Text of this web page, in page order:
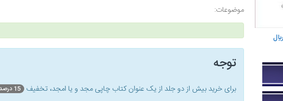
موضوعات:
توجه
برای خرید بیش از دو جلد از یک عنوان کتاب‌ چاپی مجد و یا امجد، تخفیف 15 درصد